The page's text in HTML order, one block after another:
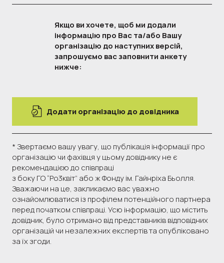
Якщо ви хочете, щоб ми додали
інформацію про Вас та/або Вашу
організацію до наступних версій,
запрошуємо вас заповнити анкету
нижче:
Додати організацію до довідника
* Звертаємо вашу увагу, що публікація інформації про
організацію чи фахівця у цьому довіднику не є
рекомендацією до співпраці
з боку ГО “Ро3квіт” або ж Фонду ім. Гайнріха Бьолля.
Зважаючи на це, закликаємо вас уважно
ознайомлюватися із профілем потенційного партнера
перед початком співпраці. Усю інформацію, що містить
довідник, було отримано від представників відповідних
організацій чи незалежних експертів та опубліковано
за їх згоди.